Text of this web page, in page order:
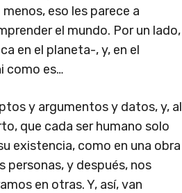
eso les parece a
el mundo. Por un lado,
en el planeta-, y, en el
como es…
y argumentos y datos, y, al
que cada ser humano solo
existencia, como en una obra
personas, y después, nos
en otras. Y, así, van